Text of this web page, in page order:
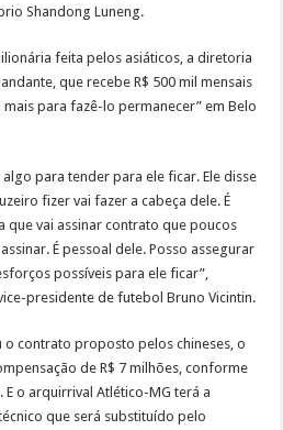
Shandong Luneng.
feita pelos asiáticos, a diretoria
que recebe R$ 500 mil mensais
mais para fazê-lo permanecer” em Belo
para tender para ele ficar. Ele disse
fizer vai fazer a cabeça dele. É
vai assinar contrato que poucos
É pessoal dele. Posso assegurar
possíveis para ele ficar”,
presidente de futebol Bruno Vicintin.
o contrato proposto pelos chineses, o
de R$ 7 milhões, conforme
o arquirrival Atlético-MG terá a
que será substituído pelo